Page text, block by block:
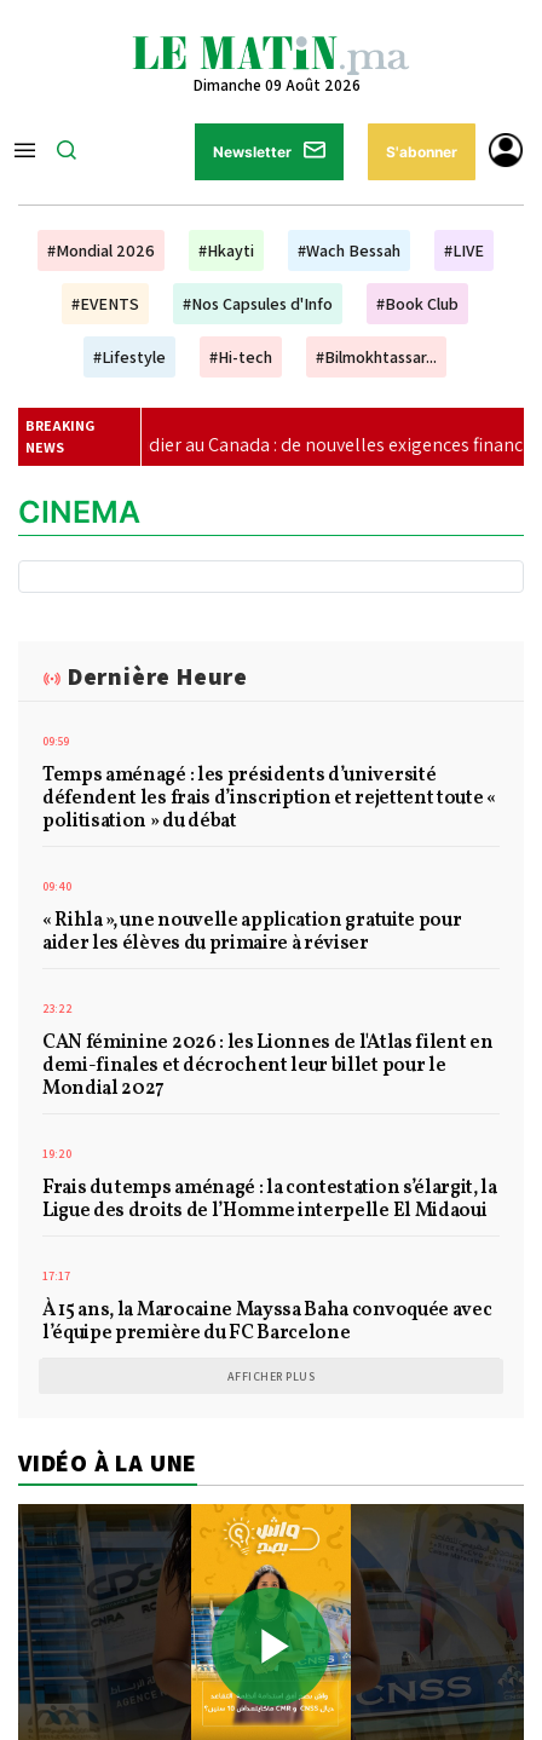
Dimanche 09 Août 2026
Newsletter S'abonner
#Mondial 2026 #Hkayti #Wach Bessah #LIVE
#EVENTS #Nos Capsules d'Info #Book Club
#Lifestyle #Hi-tech #Bilmokhtassar...
BREAKING
NEWS
Étudier au Canada : de nouvelles exigences financières pour
CINEMA
Dernière Heure
09:59
Temps aménagé : les présidents d’université
défendent les frais d’inscription et rejettent toute «
politisation » du débat
09:40
« Rihla », une nouvelle application gratuite pour
aider les élèves du primaire à réviser
23:22
CAN féminine 2026 : les Lionnes de l'Atlas filent en
demi-finales et décrochent leur billet pour le
Mondial 2027
19:20
Frais du temps aménagé : la contestation s’élargit, la
Ligue des droits de l’Homme interpelle El Midaoui
17:17
À 15 ans, la Marocaine Mayssa Baha convoquée avec
l’équipe première du FC Barcelone
AFFICHER PLUS
VIDÉO À LA UNE
Play